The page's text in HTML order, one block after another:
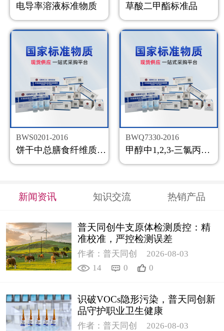
电导率溶液标准物质 草酸二甲酯标准品
BWS0201-2016
饼干中总膳食纤维质控样品
BWQ7330-2016
甲醇中1,2,3-三氯丙烷溶液标准物质
新闻资讯 知识交流 热销产品
普天同创牛支原体检测质控：精
准校准，严控检测误差
作者：普天同创
2026-08-03
14
0 0
识破VOCs隐形污染，普天同创新
品守护职业卫生健康
作者：普天同创
2026-08-03
联系我们
返回主页